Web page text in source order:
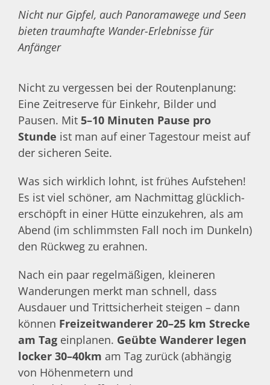
Nicht nur Gipfel, auch Panoramawege und Seen
bieten traumhafte Wander-Erlebnisse für
Anfänger
Nicht zu vergessen bei der Routenplanung:
Eine Zeitreserve für Einkehr, Bilder und
Pausen. Mit 5–10 Minuten Pause pro
Stunde ist man auf einer Tagestour meist auf
der sicheren Seite.
Was sich wirklich lohnt, ist frühes Aufstehen!
Es ist viel schöner, am Nachmittag glücklich-
erschöpft in einer Hütte einzukehren, als am
Abend (im schlimmsten Fall noch im Dunkeln)
den Rückweg zu erahnen.
Nach ein paar regelmäßigen, kleineren
Wanderungen merkt man schnell, dass
Ausdauer und Trittsicherheit steigen – dann
können Freizeitwanderer 20–25 km Strecke
am Tag einplanen. Geübte Wanderer legen
locker 30–40km am Tag zurück (abhängig
von Höhenmetern und